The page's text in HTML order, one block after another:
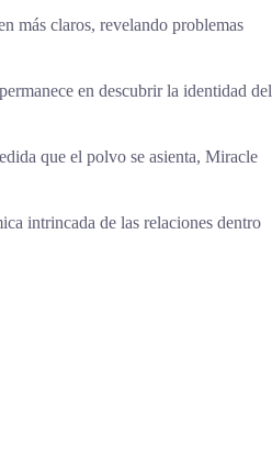
más claros, revelando problemas
en descubrir la identidad del
que el polvo se asienta, Miracle
intrincada de las relaciones dentro